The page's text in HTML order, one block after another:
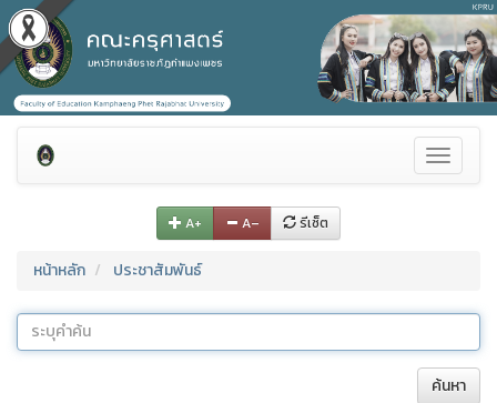
Toggle
A+ A– รีเซ็ต
หน้าหลัก ประชาสัมพันธ์
ค้นหา